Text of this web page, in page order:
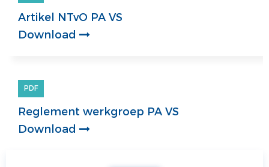
Artikel NTvO PA VS
Download
PDF
Reglement werkgroep PA VS
Download